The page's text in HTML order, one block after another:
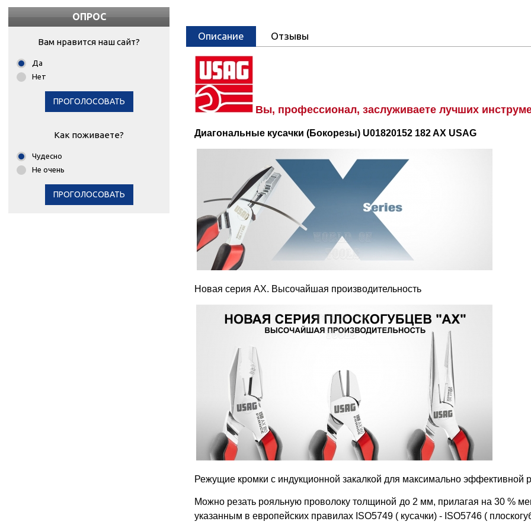
ОПРОС
Вам нравится наш сайт?
Да
Нет
ПРОГОЛОСОВАТЬ
Как поживаете?
Чудесно
Не очень
ПРОГОЛОСОВАТЬ
Описание Отзывы
Вы, профессионал, заслуживаете лучших
Диагональные кусачки (Бокорезы) U01820152 182 AX USAG
Новая серия AX. Высочайшая производительность
Режущие кромки с индукционной закалкой для максимально эффективной
Можно резать рояльную проволоку толщиной до 2 мм, прилагая на 30 %
указанным в европейских правилах ISO5749 ( кусачки) - ISO5746 (